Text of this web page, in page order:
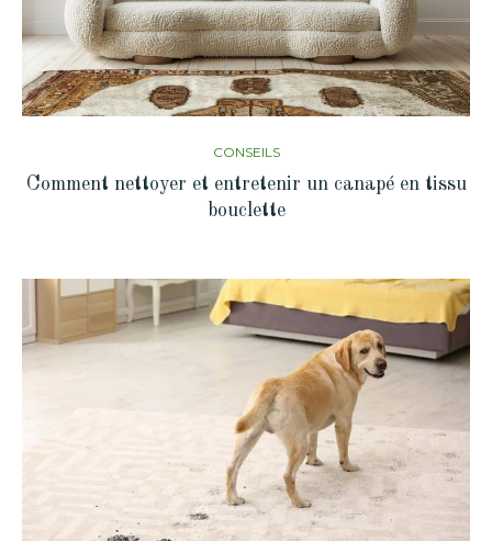
CONSEILS
Comment nettoyer et entretenir un canapé en tissu
bouclette